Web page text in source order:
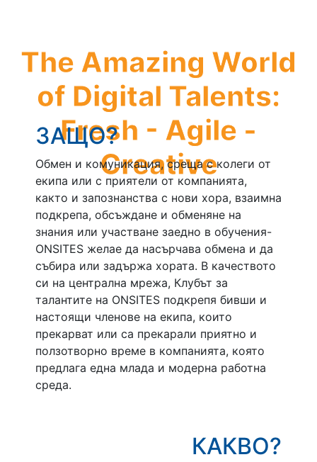
The Amazing World
of Digital Talents:
Fresh - Agile -
Creative
ЗАЩО?
Обмен и комуникация, среща с колеги от
екипа или с приятели от компанията,
както и запознанства с нови хора, взаимна
подкрепа, обсъждане и обменяне на
знания или участване заедно в обучения-
ONSITES желае да насърчава обмена и да
събира или задържа хората. В качеството
си на централна мрежа, Клубът за
талантите на ONSITES подкрепя бивши и
настоящи членове на екипа, които
прекарват или са прекарали приятно и
ползотворно време в компанията, която
предлага една млада и модерна работна
среда.
КАКВО?